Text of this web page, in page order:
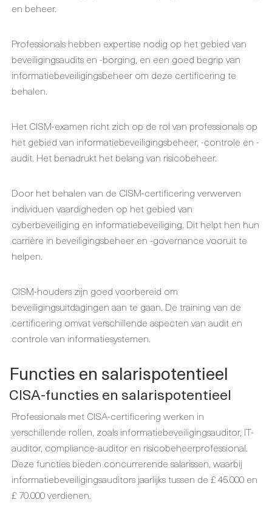
en beheer.
Professionals hebben expertise nodig op het gebied van
beveiligingsaudits en -borging, en een goed begrip van
informatiebeveiligingsbeheer om deze certificering te
behalen.
Het CISM-examen richt zich op de rol van professionals op
het gebied van informatiebeveiligingsbeheer, -controle en -
audit. Het benadrukt het belang van risicobeheer.
Door het behalen van de CISM-certificering verwerven
individuen vaardigheden op het gebied van
cyberbeveiliging en informatiebeveiliging. Dit helpt hen hun
carrière in beveiligingsbeheer en -governance vooruit te
helpen.
CISM-houders zijn goed voorbereid om
beveiligingsuitdagingen aan te gaan. De training van de
certificering omvat verschillende aspecten van audit en
controle van informatiesystemen.
Functies en salarispotentieel
CISA-functies en salarispotentieel
Professionals met CISA-certificering werken in
verschillende rollen, zoals informatiebeveiligingsauditor, IT-
auditor, compliance-auditor en risicobeheerprofessional.
Deze functies bieden concurrerende salarissen, waarbij
informatiebeveiligingsauditors jaarlijks tussen de £ 45.000 en
£ 70.000 verdienen.